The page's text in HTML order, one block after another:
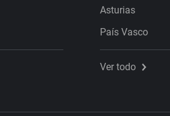
Asturias
País Vasco
Ver todo